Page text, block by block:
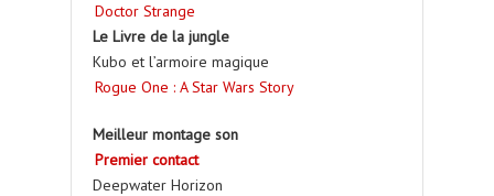
Doctor Strange
Le Livre de la jungle
Kubo et l’armoire magique
Rogue One : A Star Wars Story
Meilleur montage son
Premier contact
Deepwater Horizon